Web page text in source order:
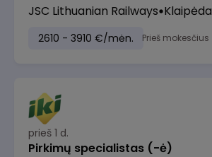
JSC Lithuanian Railways Klaipėda
2610 - 3910 €/mėn. Prieš mokesčius
prieš 1 d.
Pirkimų specialistas (-ė)